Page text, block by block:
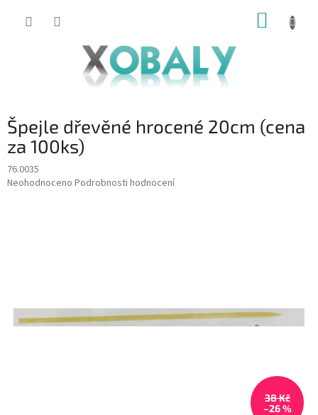
KOŠÍK
Špejle dřevěné hrocené 20cm (cena
za 100ks)
76.0035
Průměrné
Neohodnoceno Podrobnosti hodnocení
38 Kč
–26 %